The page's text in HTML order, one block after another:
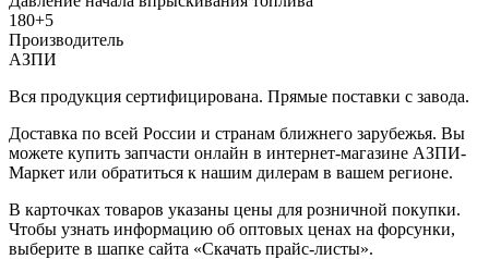
180+5
Производитель
АЗПИ
Вся продукция сертифицирована. Прямые поставки с завода.
Доставка по всей России и странам ближнего зарубежья. Вы
можете купить запчасти онлайн в интернет-магазине АЗПИ-
Маркет или обратиться к нашим дилерам в вашем регионе.
В карточках товаров указаны цены для розничной покупки.
Чтобы узнать информацию об оптовых ценах на форсунки,
выберите в шапке сайта «Скачать прайс-листы».